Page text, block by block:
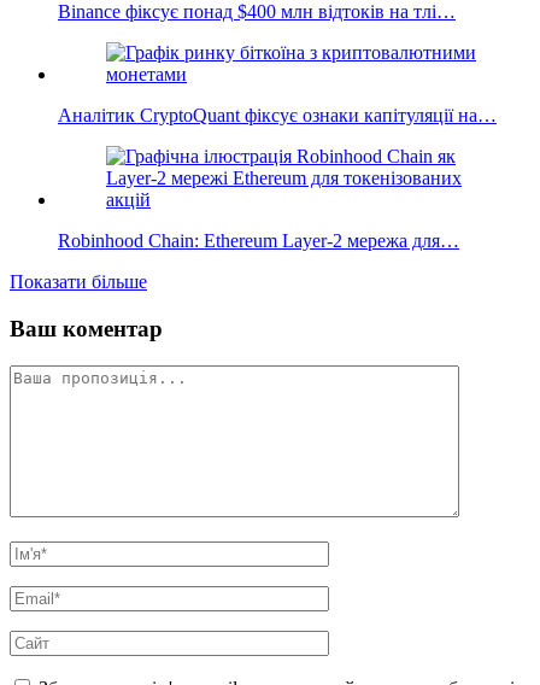
Binance фіксує понад $400 млн відтоків на тлі…
Аналітик CryptoQuant фіксує ознаки капітуляції на…
Robinhood Chain: Ethereum Layer-2 мережа для…
Показати більше
Ваш коментар